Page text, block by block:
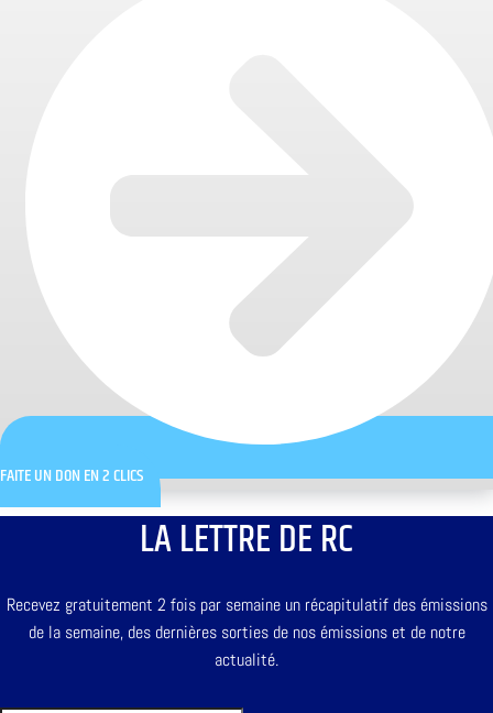
FAITE UN DON EN 2 CLICS
LA LETTRE DE RC
Recevez gratuitement 2 fois par semaine un récapitulatif des émissions
de la semaine, des dernières sorties de nos émissions et de notre
actualité.